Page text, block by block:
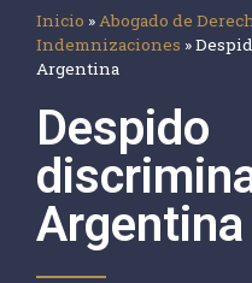
Inicio »Abogado de
Indemnizaciones »
Argentina
Despido
Argentina